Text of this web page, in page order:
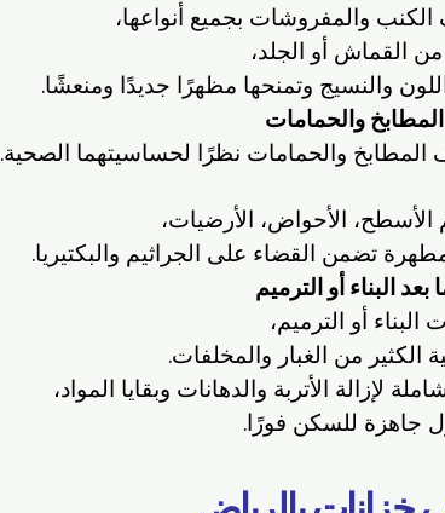
والمفروشات بجميع أنواعها،
القماش أو الجلد،
والنسيج وتمنحها مظهرًا جديدًا ومنعشًا.
والحمامات
المطابخ والحمامات نظرًا لحساسيتهما الصحية.
الأحواض، الأرضيات،
تضمن القضاء على الجراثيم والبكتيريا.
البناء أو الترميم
البناء أو الترميم،
الكثير من الغبار والمخلفات.
لإزالة الأتربة والدهانات وبقايا المواد،
جاهزة للسكن فورًا.